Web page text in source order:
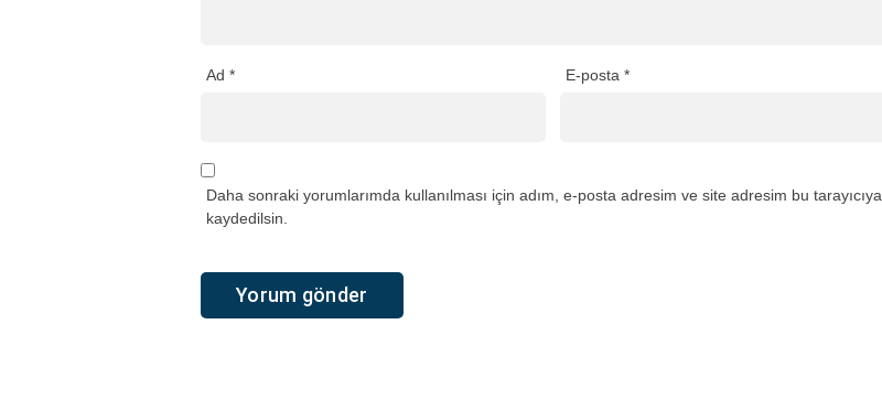
Ad * E-posta *
Daha sonraki yorumlarımda kullanılması için adım, e-posta adresim ve site adresim bu tarayıcıya
kaydedilsin.